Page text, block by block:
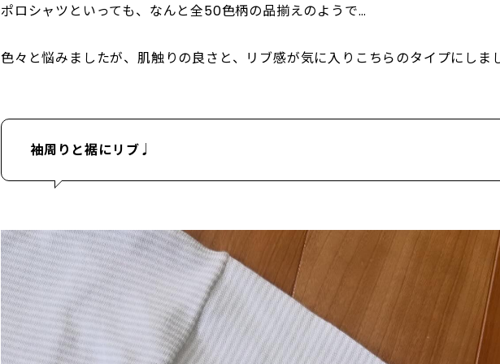
ポロシャツといっても、なんと全50色柄の品揃えのようで…
色々と悩みましたが、肌触りの良さと、リブ感が気に入りこちらのタイプにし
袖周りと裾にリブ♩